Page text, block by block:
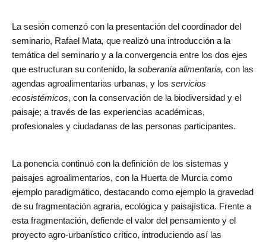
La sesión comenzó con la presentación del coordinador del
seminario, Rafael Mata, que realizó una introducción a la
temática del seminario y a la convergencia entre los dos ejes
que estructuran su contenido, lasoberanía alimentaria, con las
agendas agroalimentarias urbanas, y los servicios
ecosistémicos, con la conservación de la biodiversidad y el
paisaje; a través de las experiencias académicas,
profesionales y ciudadanas de las personas participantes.
La ponencia continuó con la definición de los sistemas y
paisajes agroalimentarios, con la Huerta de Murcia como
ejemplo paradigmático, destacando como ejemplo la gravedad
de su fragmentación agraria, ecológica y paisajística. Frente a
esta fragmentación, defiende el valor del pensamiento y el
proyecto agro-urbanístico crítico, introduciendo así las